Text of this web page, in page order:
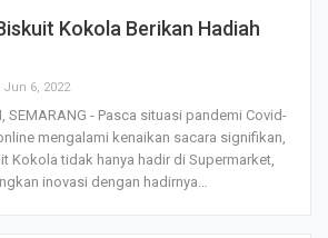
Kokola Berikan Hadiah
Jun 6, 2022
SEMARANG - Pasca situasi pandemi Covid-
mengalami kenaikan sacara signifikan,
Kokola tidak hanya hadir di Supermarket,
inovasi dengan hadirnya…